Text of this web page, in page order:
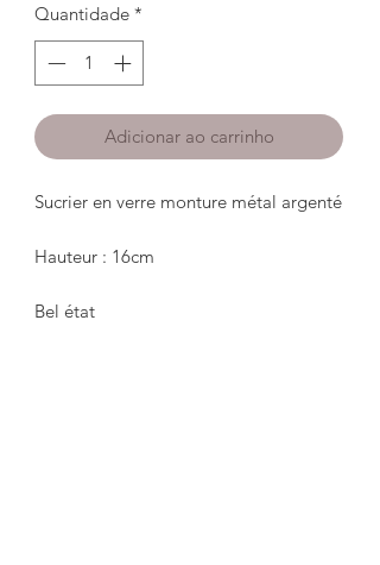
Quantidade *
Adicionar ao carrinho
Sucrier en verre monture métal argenté
Hauteur : 16cm
Bel état